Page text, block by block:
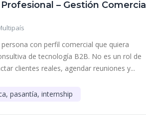
– Gestión Comercial
con perfil comercial que quiera
de tecnología B2B. No es un rol de
clientes reales, agendar reuniones y...
pasantía, internship